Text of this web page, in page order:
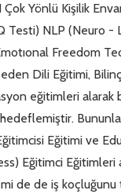
Yönlü Kişilik
Testi) NLP (Neuro -
Freedom
Dili Eğitimi,
eğitimleri alarak
Eğitimi ve
Eğitimci Eğitimleri
de de iş koçluğunu